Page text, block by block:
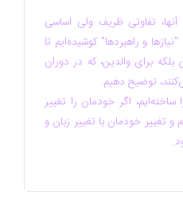
تفاوتی ظریف ولی اساسی
و راهبردها" کوشیده‌ایم تا
بلکه برای والدین، که در دوران
توضیح دهیم.
اگر خودمان را تغییر
و تغییر خودمان با تغییر زبان و